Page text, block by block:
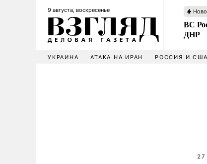
9 августа, воскресенье
ВС
ДНР
УКРАИНА АТАКА НА ИРАН РОССИЯ И США
27